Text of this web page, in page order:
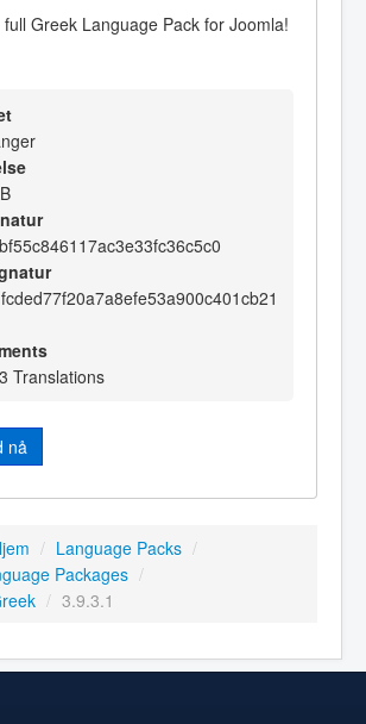
Greek Language Pack for Joomla!
Translations
nå
/ Language Packs /
Packages /
/ 3.9.3.1